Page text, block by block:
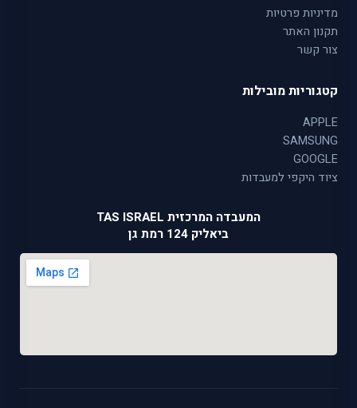
מדיניות פרטיות
תקנון האתר
צור קשר
קטגוריות מובילות
APPLE
SAMSUNG
GOOGLE
ציוד היקפי למעבדות
המעבדה המרכזית TAS ISRAEL
ביאליק 124 רמת גן